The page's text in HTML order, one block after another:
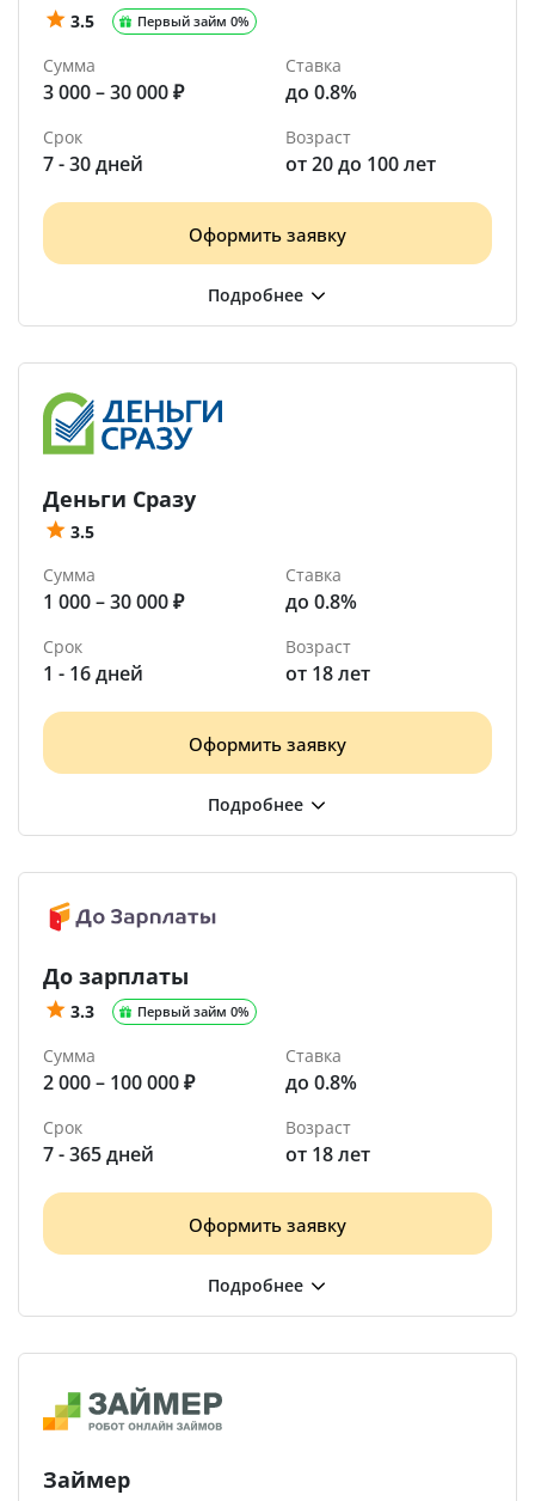
3.5 Первый займ 0%
Сумма
3 000 – 30 000 ₽
Ставка
до 0.8%
Срок
7 - 30 дней
Возраст
от 20 до 100 лет
Оформить заявку
Деньги Сразу
3.5
Сумма
1 000 – 30 000 ₽
Ставка
до 0.8%
Срок
1 - 16 дней
Возраст
от 18 лет
Оформить заявку
До зарплаты
3.3 Первый займ 0%
Сумма
2 000 – 100 000 ₽
Ставка
до 0.8%
Срок
7 - 365 дней
Возраст
от 18 лет
Оформить заявку
Займер